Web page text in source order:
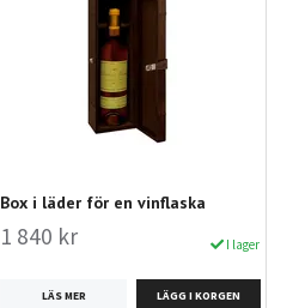
Box i läder för en vinflaska
1 840 kr I lager
LÄS MER